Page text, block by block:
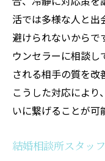
活では多様な人と出
避けられないからで
ウンセラーに相談
される相手の質を改
こうした対応によ
いに繋げることが可
結婚相談所スタッ